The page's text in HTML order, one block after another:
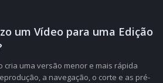
um Vídeo para uma Edição
cria uma versão menor e mais rápida
a navegação, o corte e as pré-